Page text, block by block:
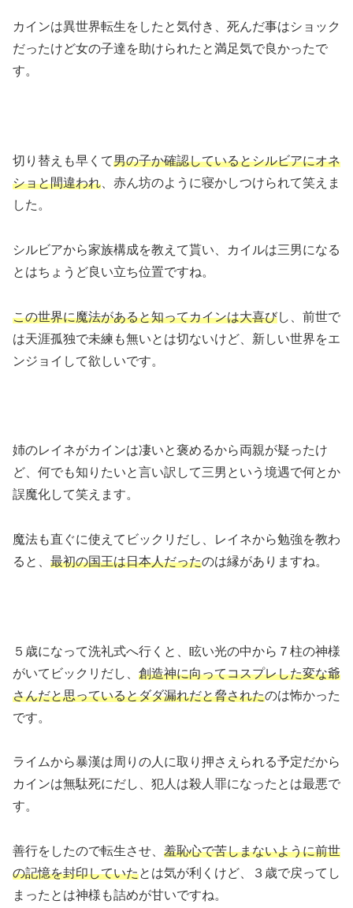
カインは異世界転生をしたと気付き、死んだ事はショック
だったけど女の子達を助けられたと満足気で良かったで
す。
切り替えも早くて男の子か確認しているとシルビアにオネ
ショと間違われ 、赤ん坊のように寝かしつけられて笑えま
した。
シルビアから家族構成を教えて貰い、カイルは三男になる
とはちょうど良い立ち位置ですね。
この世界に魔法があると知ってカインは大喜びし、前世で
は天涯孤独で未練も無いとは切ないけど、新しい世界をエ
ンジョイして欲しいです。
姉のレイネがカインは凄いと褒めるから両親が疑ったけ
ど、何でも知りたいと言い訳して三男という境遇で何とか
誤魔化して笑えます。
魔法も直ぐに使えてビックリだし、レイネから勉強を教わ
ると、 最初の国王は日本人だったのは縁がありますね。
５歳になって洗礼式へ行くと、眩い光の中から７柱の神様
がいてビックリだし、 創造神に向ってコスプレした変な爺
さんだと思っているとダダ漏れだと脅されたのは怖かった
です。
ライムから暴漢は周りの人に取り押さえられる予定だから
カインは無駄死にだし、犯人は殺人罪になったとは最悪で
す。
善行をしたので転生させ、 羞恥心で苦しまないように前世
の記憶を封印していたとは気が利くけど、３歳で戻ってし
まったとは神様も詰めが甘いですね。